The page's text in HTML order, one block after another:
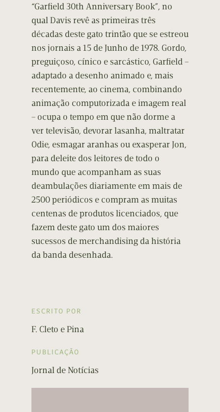
“Garfield 30th Anniversary Book”, no
qual Davis revê as primeiras três
décadas deste gato trintão que se estreou
nos jornais a 15 de Junho de 1978. Gordo,
preguiçoso, cínico e sarcástico, Garfield –
adaptado a desenho animado e, mais
recentemente, ao cinema, combinando
animação computorizada e imagem real
– ocupa o tempo em que não dorme a
ver televisão, devorar lasanha, maltratar
Odie, esmagar aranhas ou exasperar Jon,
para deleite dos leitores de todo o
mundo que acompanham as suas
deambulações diariamente em mais de
2500 periódicos e compram as muitas
centenas de produtos licenciados, que
fazem deste gato um dos maiores
sucessos de merchandising da história
da banda desenhada.
ESCRITO POR
F. Cleto e Pina
PUBLICAÇÃO
Jornal de Notícias